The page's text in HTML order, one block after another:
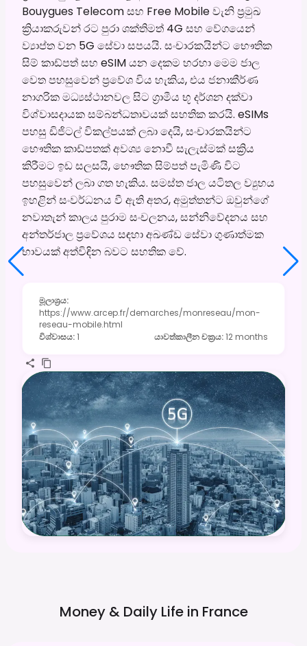
Bouygues Telecom සහ Free Mobile වැනි ප්‍රමුඛ
ක්‍රියාකරුවන් රට පුරා ශක්තිමත් 4G සහ වේගයෙන්
ව්‍යාප්ත වන 5G සේවා සපයයි. සංචාරකයින්ට භෞතික
සිම් කාඩ්පත් සහ eSIM යන දෙකම හරහා මෙම ජාල
වෙත පහසුවෙන් ප්‍රවේශ විය හැකිය, එය ජනාකීර්ණ
නාගරික මධ්‍යස්ථානවල සිට ග්‍රාමීය භූ දර්ශන දක්වා
විශ්වාසදායක සම්බන්ධතාවයක් සහතික කරයි. eSIMs
පහසු ඩිජිටල් විකල්පයක් ලබා දෙයි, සංචාරකයින්ට
භෞතික කාඩ්පතක් අවශ්‍ය නොවී සැලැස්මක් සක්‍රිය
කිරීමට ඉඩ සලසයි, භෞතික සිම්පත් පැමිණි විට
පහසුවෙන් ලබා ගත හැකිය. සමස්ත ජාල යටිතල ව්‍යුහය
ඉහළින් සංවර්ධනය වී ඇති අතර, අමුත්තන්ට ඔවුන්ගේ
නවාතැන් කාලය පුරාම සංචලනය, සන්නිවේදනය සහ
අන්තර්ජාල ප්‍රවේශය සඳහා අඛණ්ඩ සේවා ගුණාත්මක
භාවයක් අත්විඳින බවට සහතික වේ.
මූලාශ්‍රය:
https://www.arcep.fr/demarches/monreseau/mon-
reseau-mobile.html
විශ්වාසය:1 යාවත්කාලීන චක්‍රය:12 months
Money & Daily Life in France